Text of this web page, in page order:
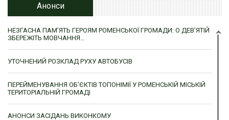
Анонси
НЕЗГАСНА ПАМ’ЯТЬ ГЕРОЯМ РОМЕНСЬКОЇ ГРОМАДИ: О ДЕВ’ЯТІЙ
ЗБЕРЕЖІТЬ МОВЧАННЯ…
УТОЧНЕНИЙ РОЗКЛАД РУХУ АВТОБУСІВ
ПЕРЕЙМЕНУВАННЯ ОБ’ЄКТІВ ТОПОНІМІЇ У РОМЕНСЬКІЙ МІСЬКІЙ
ТЕРИТОРІАЛЬНІЙ ГРОМАДІ
АНОНСИ ЗАСІДАНЬ ВИКОНКОМУ